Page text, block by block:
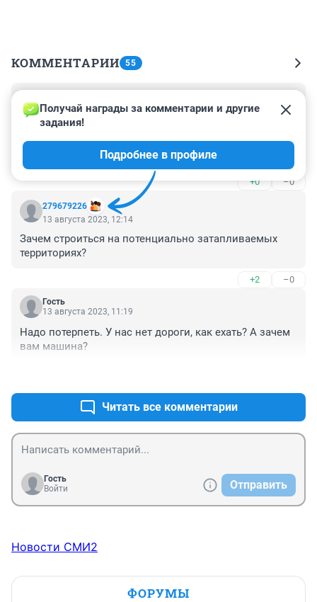
КОММЕНТАРИИ 55
15 августа 2023, 16:55
Вот кто украл деньги за на строительство дамбы
судить и пате́рьмам садить с изъятием всего
+0 –0
279679226
Получай награды за комментарии и другие
задания!
Подробнее в профиле
13 августа 2023, 12:14
Зачем строиться на потенциально затапливаемых
территориях?
+2 –0
Гость
13 августа 2023, 11:19
Надо потерпеть. У нас нет дороги, как ехать? А зачем
вам машина?
Читать все комментарии
Гость
Войти
Отправить
Новости СМИ2
ФОРУМЫ